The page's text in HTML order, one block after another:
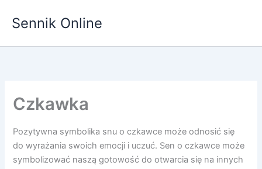
Sennik Online
Czkawka
Pozytywna symbolika snu o czkawce może odnosić się
do wyrażania swoich emocji i uczuć. Sen o czkawce może
symbolizować naszą gotowość do otwarcia się na innych